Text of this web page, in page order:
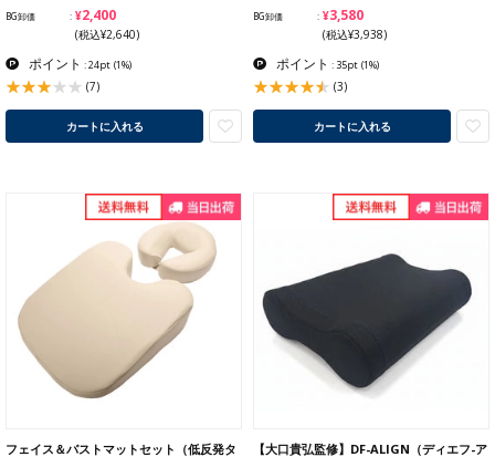
BG卸価 ¥2,400
(税込¥2,640)
ポイント : 24pt (1%)
(7)
カートに入れる
BG卸価 ¥3,580
(税込¥3,938)
ポイント : 35pt (1%)
(3)
カートに入れる
フェイス＆バストマットセット（低反発タ
【大口貴弘監修】DF-ALIGN（ディエフ-ア